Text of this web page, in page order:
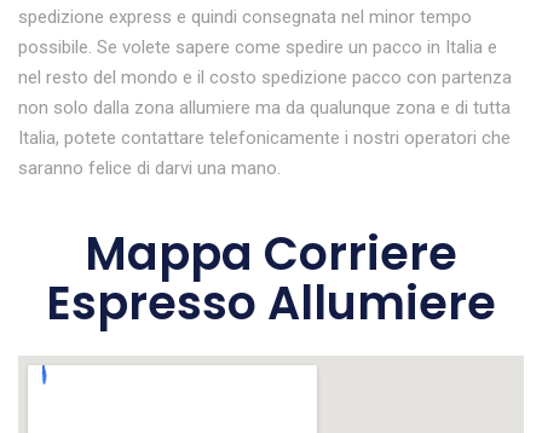
spedizione express e quindi consegnata nel minor tempo
possibile. Se volete sapere come spedire un pacco in Italia e
nel resto del mondo e il costo spedizione pacco con partenza
non solo dalla zona allumiere ma da qualunque zona e di tutta
Italia, potete contattare telefonicamente i nostri operatori che
saranno felice di darvi una mano.
Mappa Corriere
Espresso Allumiere